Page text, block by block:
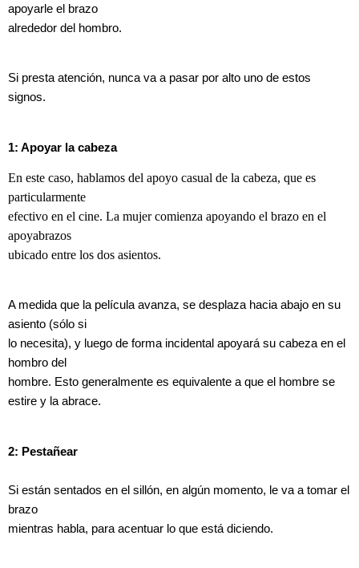
apoyarle el brazo
alrededor del hombro.
Si presta atención, nunca va a pasar por alto uno de estos
signos.
1: Apoyar la cabeza
En este caso, hablamos del apoyo casual de la cabeza, que es
particularmente
efectivo en el cine. La mujer comienza apoyando el brazo en el
apoyabrazos
ubicado entre los dos asientos.
A medida que la película avanza, se desplaza hacia abajo en su
asiento (sólo si
lo necesita), y luego de forma incidental apoyará su cabeza en el
hombro del
hombre. Esto generalmente es equivalente a que el hombre se
estire y la abrace.
2: Pestañear
Si están sentados en el sillón, en algún momento, le va a tomar el
brazo
mientras habla, para acentuar lo que está diciendo.